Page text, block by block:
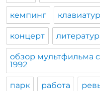
кемпинг
концерт
обзор мультфильма
1992
парк работа